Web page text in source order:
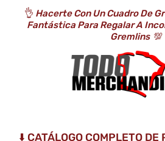
👌 Hacerte Con Un Cuadro De
Fantástica Para Regalar A
Gremlins 💯
⬇️ CATÁLOGO COMPLETO DE